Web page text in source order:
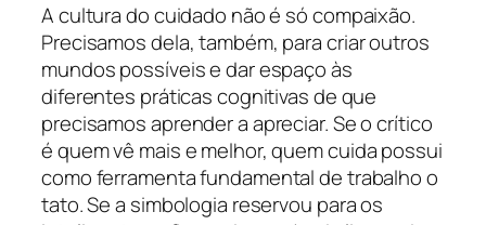
A cultura do cuidado não é só compaixão.
Precisamos dela, também, para criar outros
mundos possíveis e dar espaço às
diferentes práticas cognitivas de que
precisamos aprender a apreciar. Se o crítico
é quem vê mais e melhor, quem cuida possui
como ferramenta fundamental de trabalho o
tato. Se a simbologia reservou para os